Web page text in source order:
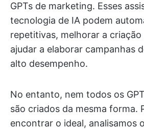
GPTs de marketing. Esses
tecnologia de IA podem
repetitivas, melhorar a
ajudar a elaborar campanhas
alto desempenho.
No entanto, nem todos os
são criados da mesma forma.
encontrar o ideal, analisamos